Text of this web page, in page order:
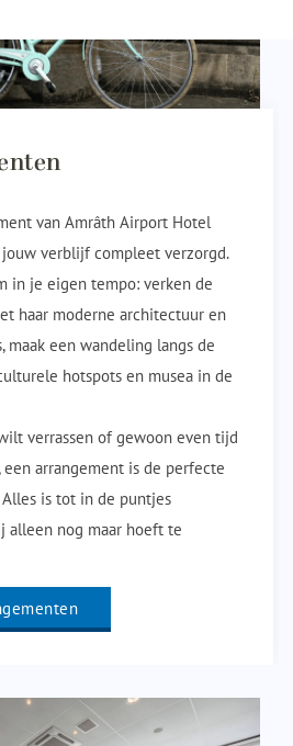
van Amrâth Airport Hotel
verblijf compleet verzorgd.
in je eigen tempo: verken de
haar moderne architectuur en
maak een wandeling langs de
hotspots en musea in de
verrassen of gewoon even tijd
arrangement is de perfecte
is tot in de puntjes
alleen nog maar hoeft te